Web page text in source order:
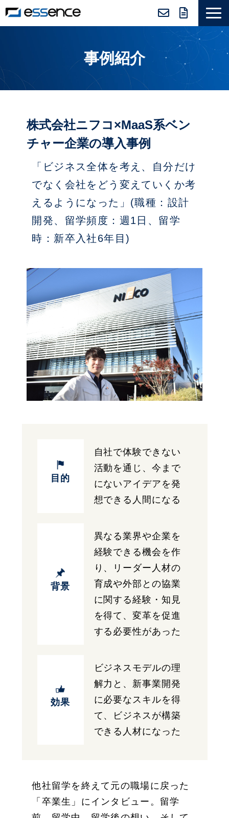
ニュース＆トピックス
会社紹介
セミナー＆コラム
事例紹介
株式会社ニフコ×MaaS系ベン
チャー企業の導入事例
「ビジネス全体を考え、自分だけ
でなく会社をどう変えていくか考
えるようになった」(職種：設計
開発、留学頻度：週1日、留学
時：新卒入社6年目)
目的
自社で体験できない
活動を通じ、今まで
にないアイデアを発
想できる人間になる
背景
異なる業界や企業を
経験できる機会を作
り、リーダー人材の
育成や外部との協業
に関する経験・知見
を得て、変革を促進
する必要性があった
効果
ビジネスモデルの理
解力と、新事業開発
に必要なスキルを得
て、ビジネスが構築
できる人材になった
他社留学を終えて元の職場に戻った
「卒業生」にインタビュー。留学